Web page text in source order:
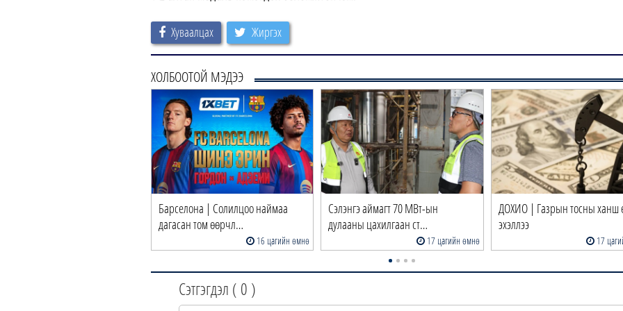
Хуваалцах Жиргэх
ХОЛБООТОЙ МЭДЭЭ
Барселона | Солилцоо наймаа
дагасан том өөрчл…
16 цагийн өмнө
Сэлэнгэ аймагт 70 МВт-ын
дулааны цахилгаан ст…
17 цагийн өмнө
ДОХИО | Газрын тосны ханш
эхэллээ
17
Сэтгэгдэл ( 0 )